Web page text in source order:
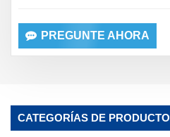
PREGUNTE AHORA
CATEGORÍAS DE PRODUCTO